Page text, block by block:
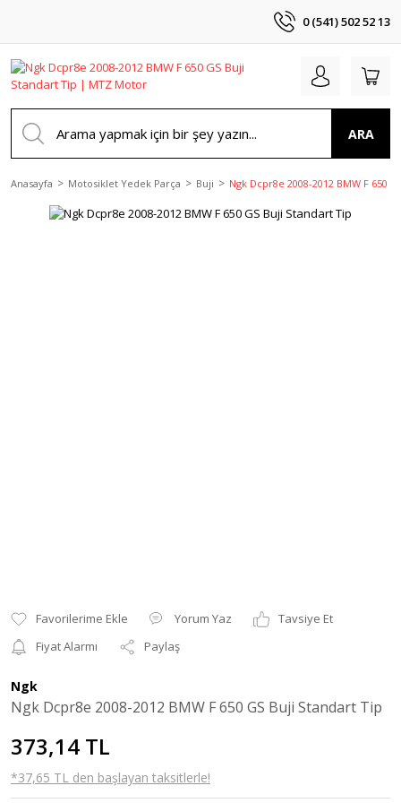
0 (541) 502 52 13
ARA
Anasayfa Motosiklet Yedek Parça Buji Ngk Dcpr8e 2008-2012 BMW F 650
Yorum Yaz
Tavsiye Et
Fiyat Alarmı
Paylaş
Ngk
Ngk Dcpr8e 2008-2012 BMW F 650 GS Buji Standart Tip
373,14 TL
*37,65 TL den başlayan taksitlerle!